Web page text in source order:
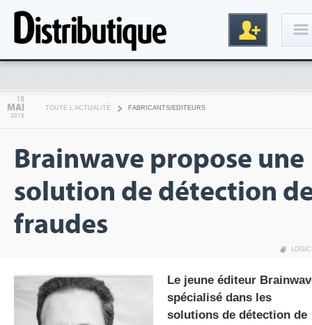
18
MAI
2015
TOUTE L'ACTUALITÉ FABRICANTS/EDITEURS
Brainwave propose une
solution de détection
fraudes
Le jeune éditeur
spécialisé dans les
solutions de détection de